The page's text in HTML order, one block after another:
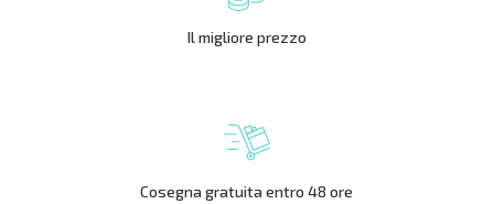
Il migliore prezzo
Cosegna gratuita entro 48 ore